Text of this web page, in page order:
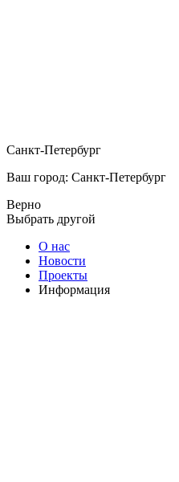
Санкт-Петербург
Ваш город: Санкт-Петербург
Верно
Выбрать другой
О нас
Новости
Проекты
Информация